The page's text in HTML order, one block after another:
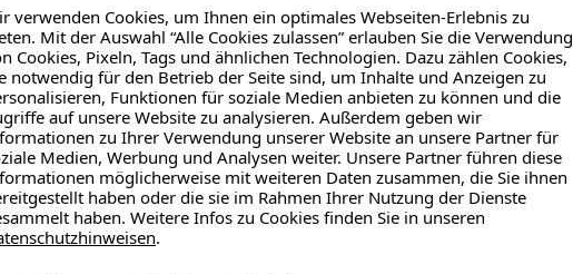
verwenden Cookies, um Ihnen ein optimales Webseiten-Erlebnis zu
Mit der Auswahl “Alle Cookies zulassen” erlauben Sie die Verwendung
Cookies, Pixeln, Tags und ähnlichen Technologien. Dazu zählen Cookies,
notwendig für den Betrieb der Seite sind, um Inhalte und Anzeigen zu
Funktionen für soziale Medien anbieten zu können und die
auf unsere Website zu analysieren. Außerdem geben wir
zu Ihrer Verwendung unserer Website an unsere Partner für
Medien, Werbung und Analysen weiter. Unsere Partner führen diese
möglicherweise mit weiteren Daten zusammen, die Sie ihnen
haben oder die sie im Rahmen Ihrer Nutzung der Dienste
haben. Weitere Infos zu Cookies finden Sie in unseren
.